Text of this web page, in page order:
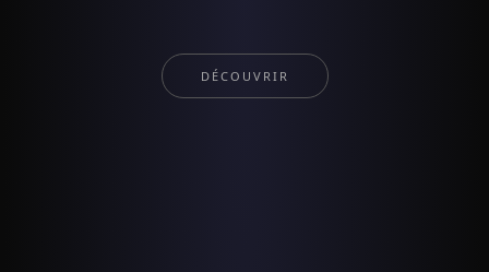
DÉCOUVRIR